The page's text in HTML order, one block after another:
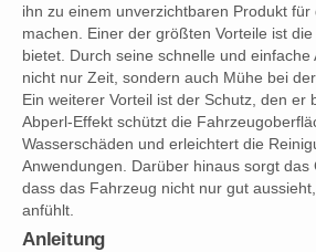
ihn zu einem unverzichtbaren Produkt
machen. Einer der größten Vorteile ist
bietet. Durch seine schnelle und
nicht nur Zeit, sondern auch Mühe bei
Ein weiterer Vorteil ist der Schutz, den er
Abperl-Effekt schützt die
Wasserschäden und erleichtert die
Anwendungen. Darüber hinaus sorgt das
dass das Fahrzeug nicht nur gut
anfühlt.
Anleitung